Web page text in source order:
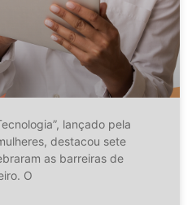
lançado pela
destacou sete
as barreiras de
O